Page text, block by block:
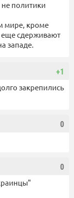
не политики
мире, кроме
еще сдерживают
западе.
+1
закрепились
0
0